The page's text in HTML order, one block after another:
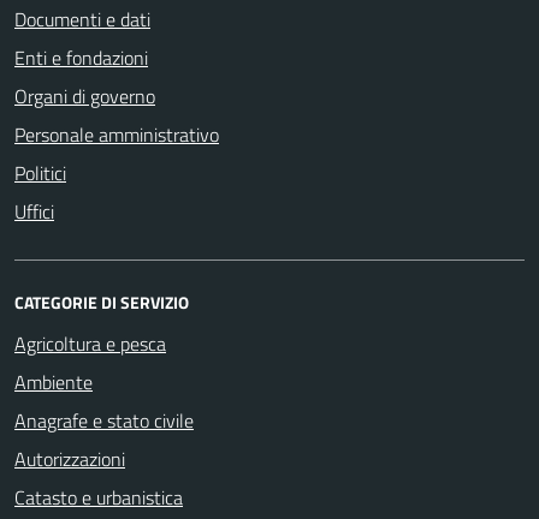
Documenti e dati
Enti e fondazioni
Organi di governo
Personale amministrativo
Politici
Uffici
CATEGORIE DI SERVIZIO
Agricoltura e pesca
Ambiente
Anagrafe e stato civile
Autorizzazioni
Catasto e urbanistica